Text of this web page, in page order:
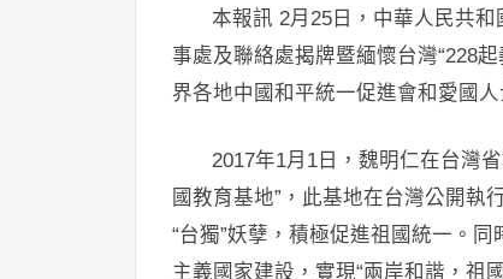
本報訊 2月25日，中華人民共
事處及聯絡處揭牌暨緬懷台灣“228
界各地中國和平統一促進會和愛國
2017年1月1日，魏明仁在台灣
國教育基地”，此基地在台灣公開執
“台獨”妖孽，積極促進祖國統一。
主義國家建設，實現“兩岸和諧，祖